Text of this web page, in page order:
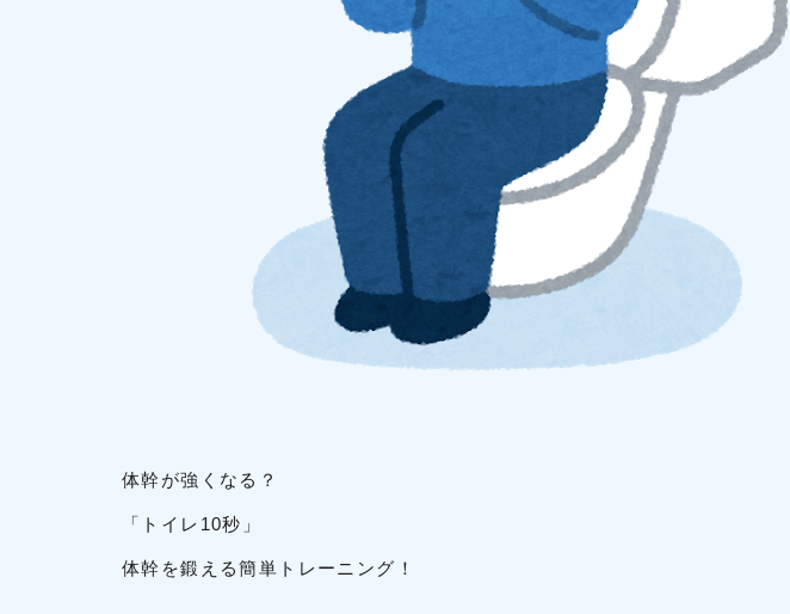
体幹が強くなる？
「トイレ10秒」
体幹を鍛える簡単トレーニング！